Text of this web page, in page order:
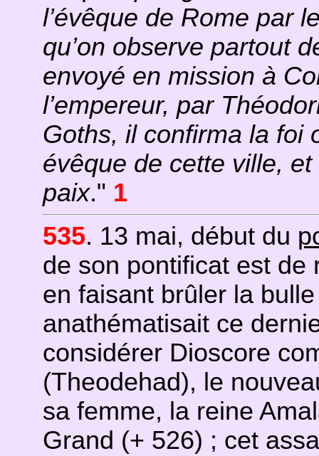
l’évêque de Rome par
qu’on observe partout
envoyé en mission à
l’empereur, par
Goths, il confirma la foi
évêque de cette ville,
paix." 1
535. 13 mai, début du
de son pontificat est
en faisant brûler la
anathématisait ce
considérer Dioscore
(Theodehad), le
sa femme, la reine
Grand (+ 526) ; cet